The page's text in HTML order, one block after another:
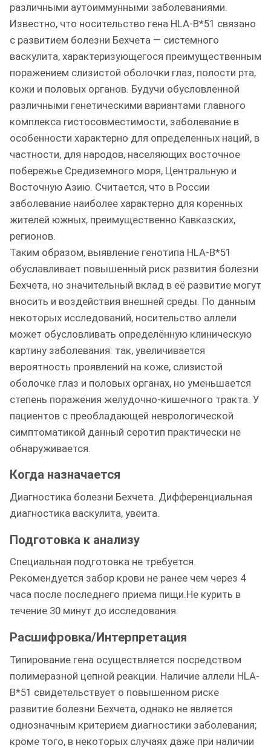
различными аутоиммунными заболеваниями.
Известно, что носительство гена HLA-B*51 связано
с развитием болезни Бехчета — системного
васкулита, характеризующегося преимущественным
поражением слизистой оболочки глаз, полости рта,
кожи и половых органов. Будучи обусловленной
различными генетическими вариантами главного
комплекса гистосовместимости, заболевание в
особенности характерно для определенных наций, в
частности, для народов, населяющих восточное
побережье Средиземного моря, Центральную и
Восточную Азию. Считается, что в России
заболевание наиболее характерно для коренных
жителей южных, преимущественно Кавказских,
регионов.
Таким образом, выявление генотипа HLA-B*51
обуславливает повышенный риск развития болезни
Бехчета, но значительный вклад в её развитие могут
вносить и воздействия внешней среды. По данным
некоторых исследований, носительство аллели
может обусловливать определённую клиническую
картину заболевания: так, увеличивается
вероятность проявлений на коже, слизистой
оболочке глаз и половых органах, но уменьшается
степень поражения желудочно-кишечного тракта. У
пациентов с преобладающей неврологической
симптоматикой данный серотип практически не
обнаруживается.
Когда назначается
Диагностика болезни Бехчета. Дифференциальная
диагностика васкулита, увеита.
Подготовка к анализу
Специальная подготовка не требуется.
Рекомендуется забор крови не ранее чем через 4
часа после последнего приема пищи.Не курить в
течение 30 минут до исследования.
Расшифровка/Интерпретация
Типирование гена осуществляется посредством
полимеразной цепной реакции. Наличие аллели HLA-
B*51 свидетельствует о повышенном риске
развитие болезни Бехчета, однако не является
однозначным критерием диагностики заболевания;
кроме того, в некоторых случаях даже при наличии